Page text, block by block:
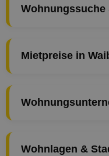
Wohnungssuche
Mietpreise in
Wohnlagen &